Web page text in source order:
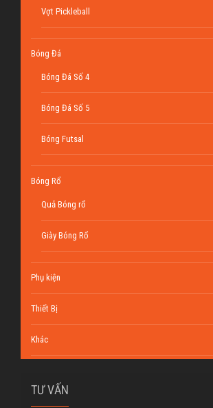
Vợt Pickleball
Bóng Đá
Bóng Đá Số 4
Bóng Đá Số 5
Bóng Futsal
Bóng Rổ
Quả Bóng rổ
Giày Bóng Rổ
Phụ kiện
Thiết Bị
Khác
TƯ VẤN